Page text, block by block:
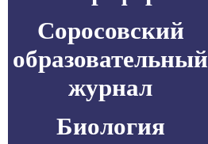
Соросовский
образовательный
журнал
Биология